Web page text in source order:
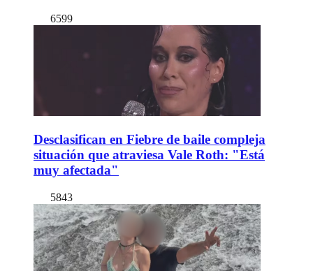
6599
Desclasifican en Fiebre de baile compleja
situación que atraviesa Vale Roth: "Está
muy afectada"
5843